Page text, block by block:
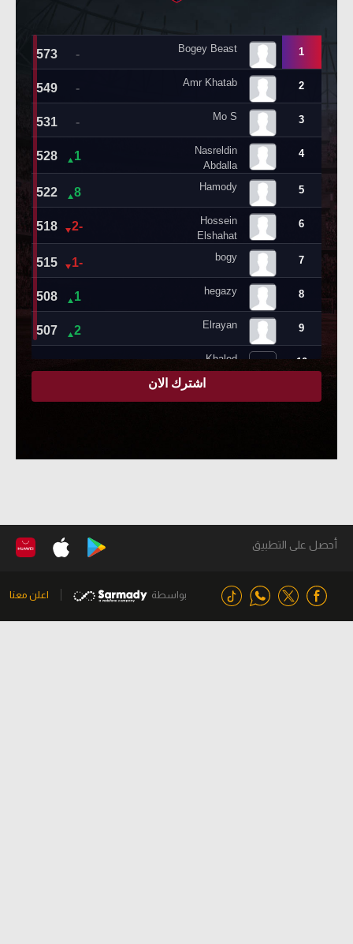
أحصل على التطبيق
بواسطة اعلن معنا